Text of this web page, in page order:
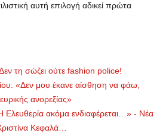
αυτή επιλογή αδικεί πρώτα
τη σώζει ούτε fashion police!
«Δεν μου έκανε αίσθηση να φάω,
ανορεξίας»
ακόμα ενδιαφέρεται…» - Νέα
Κεφαλά…